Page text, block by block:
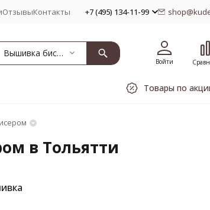
ОтзывыКонтакты +7 (495) 134-11-99
Вышивка бисером
Войти
Товары по
в Тольятти